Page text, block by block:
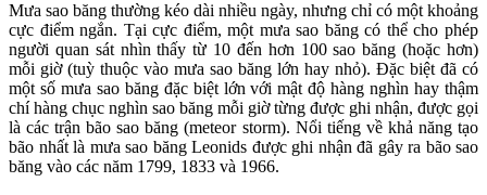
Mưa sao băng thường kéo dài nhiều ngày, nhưng chỉ có một khoảng
cực điểm ngắn. Tại cực điểm, một mưa sao băng có thể cho phép
người quan sát nhìn thấy từ 10 đến hơn 100 sao băng (hoặc hơn)
mỗi giờ (tuỳ thuộc vào mưa sao băng lớn hay nhỏ). Đặc biệt đã có
một số mưa sao băng đặc biệt lớn với mật độ hàng nghìn hay thậm
chí hàng chục nghìn sao băng mỗi giờ từng được ghi nhận, được gọi
là các trận bão sao băng (meteor storm). Nổi tiếng về khả năng tạo
bão nhất là mưa sao băng Leonids được ghi nhận đã gây ra bão sao
băng vào các năm 1799, 1833 và 1966.